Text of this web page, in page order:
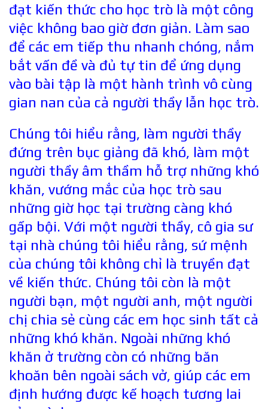
đạt kiến thức cho học trò là một công
việc không bao giờ đơn giản. Làm sao
để các em tiếp thu nhanh chóng, nắm
bắt vấn đề và đủ tự tin để ứng dụng
vào bài tập là một hành trình vô cùng
gian nan của cả người thầy lẫn học trò.
Chúng tôi hiểu rằng, làm người thầy
đứng trên bục giảng đã khó, làm một
người thầy âm thầm hỗ trợ những khó
khăn, vướng mắc của học trò sau
những giờ học tại trường càng khó
gấp bội. Với một người thầy, cô gia sư
tại nhà chúng tôi hiểu rằng, sứ mệnh
của chúng tôi không chỉ là truyền đạt
về kiến thức. Chúng tôi còn là một
người bạn, một người anh, một người
chị chia sẻ cùng các em học sinh tất cả
những khó khăn. Ngoài những khó
khăn ở trường còn có những băn
khoăn bên ngoài sách vở, giúp các em
định hướng được kế hoạch tương lai